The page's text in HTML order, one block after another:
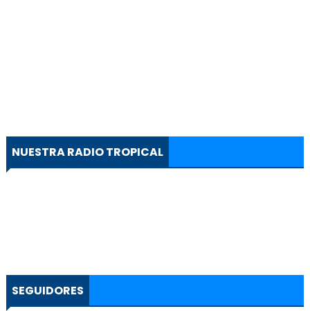
NUESTRA RADIO TROPICAL
SEGUIDORES